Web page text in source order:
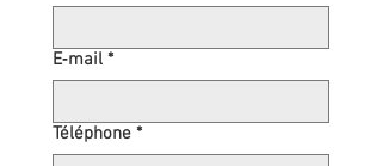
E‑mail *
Téléphone *